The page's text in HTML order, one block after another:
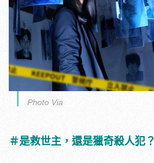
Photo Via
＃是救世主，還是獵奇殺人犯？